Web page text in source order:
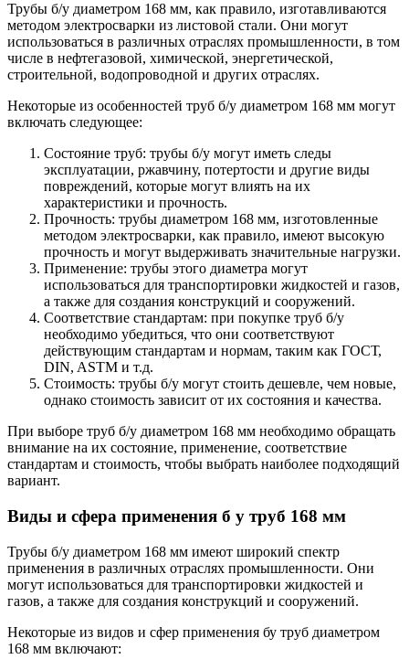
Трубы б/у диаметром 168 мм, как правило, изготавливаются
методом электросварки из листовой стали. Они могут
использоваться в различных отраслях промышленности, в том
числе в нефтегазовой, химической, энергетической,
строительной, водопроводной и других отраслях.
Некоторые из особенностей труб б/у диаметром 168 мм могут
включать следующее:
Состояние труб: трубы б/у могут иметь следы
эксплуатации, ржавчину, потертости и другие виды
повреждений, которые могут влиять на их
характеристики и прочность.
Прочность: трубы диаметром 168 мм, изготовленные
методом электросварки, как правило, имеют высокую
прочность и могут выдерживать значительные нагрузки.
Применение: трубы этого диаметра могут
использоваться для транспортировки жидкостей и газов,
а также для создания конструкций и сооружений.
Соответствие стандартам: при покупке труб б/у
необходимо убедиться, что они соответствуют
действующим стандартам и нормам, таким как ГОСТ,
DIN, ASTM и т.д.
Стоимость: трубы б/у могут стоить дешевле, чем новые,
однако стоимость зависит от их состояния и качества.
При выборе труб б/у диаметром 168 мм необходимо обращать
внимание на их состояние, применение, соответствие
стандартам и стоимость, чтобы выбрать наиболее подходящий
вариант.
Виды и сфера применения б у труб 168 мм
Трубы б/у диаметром 168 мм имеют широкий спектр
применения в различных отраслях промышленности. Они
могут использоваться для транспортировки жидкостей и
газов, а также для создания конструкций и сооружений.
Некоторые из видов и сфер применения бу труб диаметром
168 мм включают: